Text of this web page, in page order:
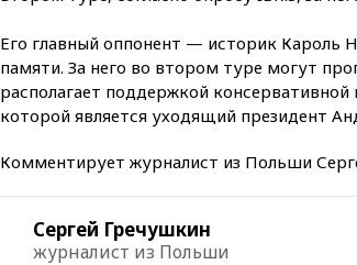
Его главный оппонент — историк Кароль
памяти. За него во втором туре могут
располагает поддержкой
которой является уходящий президент
Комментирует журналист из Польши
Сергей Гречушкин
журналист из Польши